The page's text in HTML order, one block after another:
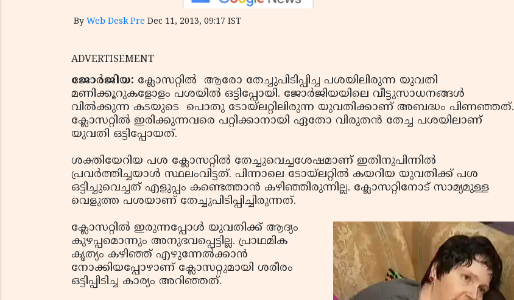
By Web Desk Pre Dec 11, 2013, 09:17 IST
ADVERTISEMENT
ജോര്‍ജിയ: ക്ലോസറ്റില്‍ ആരോ തേച്ചുപിടിപ്പിച്ച പശയിലിരുന്ന യുവതി
മണിക്കൂറുകളോളം പശയില്‍ ഒട്ടിപ്പോയി. ജോര്‍ജിയയിലെ വീട്ടുസാധനങ്ങള്‍
വില്‍ക്കുന്ന കടയുടെ പൊതു ടോയ്‌ലറ്റിലിരുന്ന യുവതിക്കാണ് അബദ്ധം പിണഞ്ഞത്.
ക്ലോസറ്റില്‍ ഇരിക്കുന്നവരെ പറ്റിക്കാനായി ഏതോ വിരുതന്‍ തേച്ച പശയിലാണ്
യുവതി ഒട്ടിപ്പോയത്.
ശക്തിയേറിയ പശ ക്ലോസറ്റില്‍ തേച്ചുവെച്ചശേഷമാണ് ഇതിനുപിന്നില്‍
പ്രവര്‍ത്തിച്ചയാള്‍ സ്ഥലംവിട്ടത്. പിന്നാലെ ടോയ്‌ലറ്റില്‍ കയറിയ യുവതിക്ക് പശ
ഒട്ടിച്ചുവെച്ചത് എളുപ്പം കണ്ടെത്താന്‍ കഴിഞ്ഞിരുന്നില്ല. ക്ലോസറ്റിനോട് സാമ്യമുള്ള
വെളുത്ത പശയാണ് തേച്ചുപിടിപ്പിച്ചിരുന്നത്.
ക്ലോസറ്റില്‍ ഇരുന്നപ്പോള്‍ യുവതിക്ക് ആദ്യം
കുഴപ്പമൊന്നും അനുഭവപ്പെട്ടില്ല. പ്രാഥമിക
കൃത്യം കഴിഞ്ഞ് എഴുന്നേല്‍ക്കാന്‍
നോക്കിയപ്പോഴാണ് ക്ലോസറ്റുമായി ശരീരം
ഒട്ടിപ്പിടിച്ച കാര്യം അറിഞ്ഞത്.